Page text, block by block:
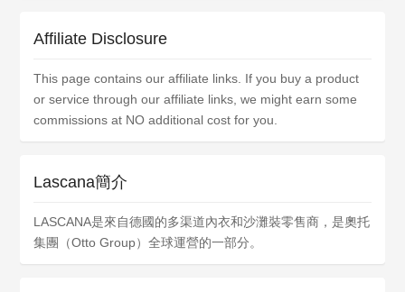
Affiliate Disclosure
This page contains our affiliate links. If you buy a product
or service through our affiliate links, we might earn some
commissions at NO additional cost for you.
Lascana簡介
LASCANA是來自德國的多渠道內衣和沙灘裝零售商，是奧托
集團（Otto Group）全球運營的一部分。